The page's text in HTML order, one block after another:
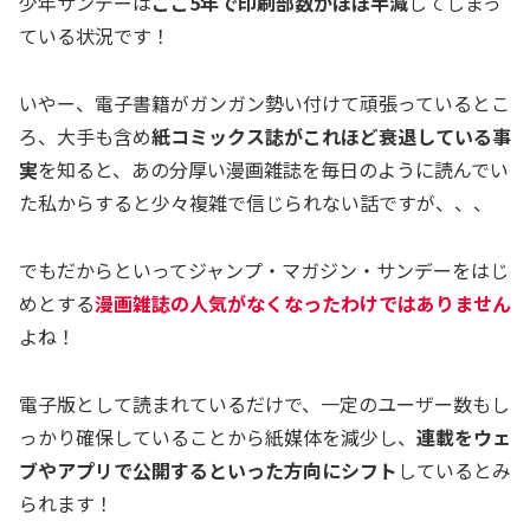
ている状況です！
いやー、電子書籍がガンガン勢い付けて頑張っているとこ
ろ、大手も含め紙コミックス誌がこれほど衰退している事
実を知ると、あの分厚い漫画雑誌を毎日のように読んでい
た私からすると少々複雑で信じられない話ですが、、、
でもだからといってジャンプ・マガジン・サンデーをはじ
めとする漫画雑誌の人気がなくなったわけではありません
よね！
電子版として読まれているだけで、一定のユーザー数もし
っかり確保していることから紙媒体を減少し、 連載をウェ
ブやアプリで公開するといった方向にシフト しているとみ
られます！